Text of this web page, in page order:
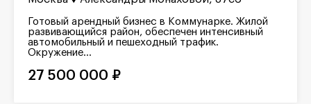
Готовый арендный бизнес в Коммунарке. Жилой
развивающийся район, обеспечен интенсивный
автомобильный и пешеходный трафик.
Окружение...
27 500 000 ₽